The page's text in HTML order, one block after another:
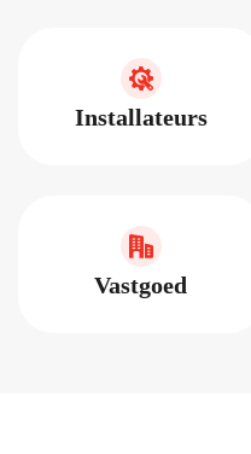
Installateurs
Vastgoed